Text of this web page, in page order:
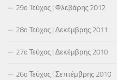
29o Τεύχος | Φλεβάρης 2012
28o Τεύχος | Δεκέμβρης 2011
27o Τεύχος | Δεκέμβρης 2010
26o Τεύχος | Σεπτέμβρης 2010